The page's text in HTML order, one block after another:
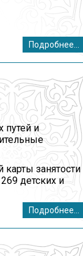
Подробнее...
путей и
занятости
детских и
Подробнее...